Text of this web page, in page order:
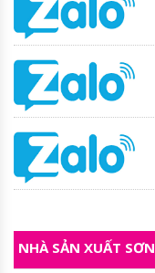
NHÀ SẢN XUẤT SƠN